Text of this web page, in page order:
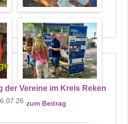
der Vereine im Kreis Reken
zum Beitrag